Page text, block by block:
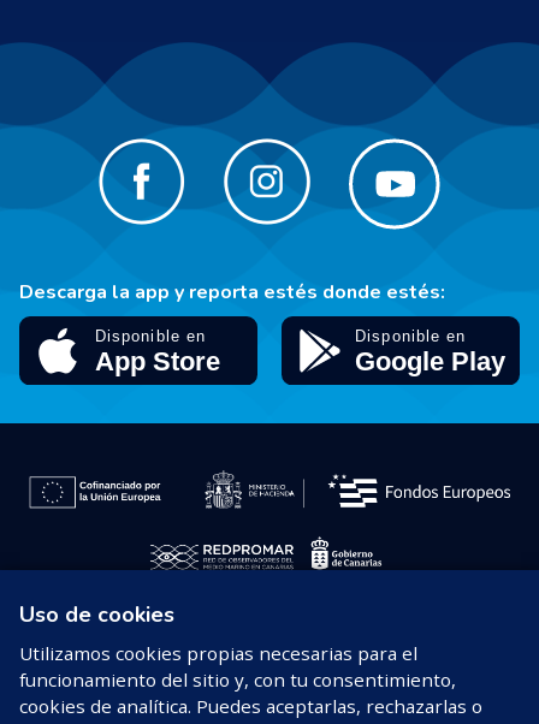
Descarga la app y reporta estés donde estés:
© 2026 REDPROMAR
Aviso legal
Uso de cookies
Utilizamos cookies propias necesarias para el
funcionamiento del sitio y, con tu consentimiento,
cookies de analítica. Puedes aceptarlas, rechazarlas o